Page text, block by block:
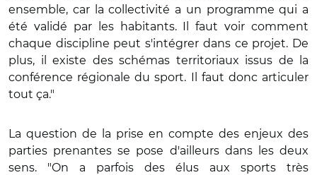
ensemble, car la collectivité a un programme qui a
été validé par les habitants. Il faut voir comment
chaque discipline peut s'intégrer dans ce projet. De
plus, il existe des schémas territoriaux issus de la
conférence régionale du sport. Il faut donc articuler
tout ça."
La question de la prise en compte des enjeux des
parties prenantes se pose d'ailleurs dans les deux
sens. "On a parfois des élus aux sports très